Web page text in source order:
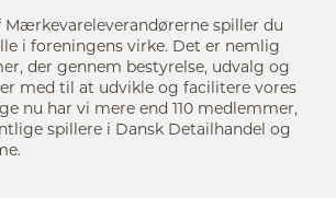
spiller du
i foreningens virke. Det er nemlig
der gennem bestyrelse, udvalg og
med til at udvikle og facilitere vores
nu har vi mere end 110 medlemmer,
spillere i Dansk Detailhandel og